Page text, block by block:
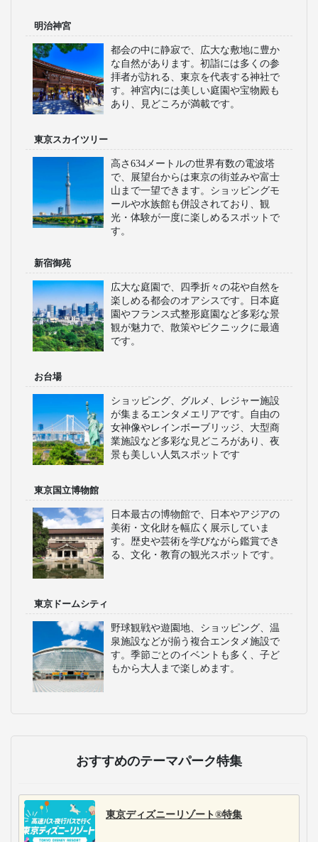
明治神宮
都会の中に静寂で、広大な敷地に豊か
な自然があります。初詣には多くの参
拝者が訪れる、東京を代表する神社で
す。神宮内には美しい庭園や宝物殿も
あり、見どころが満載です。
東京スカイツリー
高さ634メートルの世界有数の電波塔
で、展望台からは東京の街並みや富士
山まで一望できます。ショッピングモ
ールや水族館も併設されており、観
光・体験が一度に楽しめるスポットで
す。
新宿御苑
広大な庭園で、四季折々の花や自然を
楽しめる都会のオアシスです。日本庭
園やフランス式整形庭園など多彩な景
観が魅力で、散策やピクニックに最適
です。
お台場
ショッピング、グルメ、レジャー施設
が集まるエンタメエリアです。自由の
女神像やレインボーブリッジ、大型商
業施設など多彩な見どころがあり、夜
景も美しい人気スポットです
東京国立博物館
日本最古の博物館で、日本やアジアの
美術・文化財を幅広く展示していま
す。歴史や芸術を学びながら鑑賞でき
る、文化・教育の観光スポットです。
東京ドームシティ
野球観戦や遊園地、ショッピング、温
泉施設などが揃う複合エンタメ施設で
す。季節ごとのイベントも多く、子ど
もから大人まで楽しめます。
おすすめのテーマパーク特集
東京ディズニーリゾート®特集